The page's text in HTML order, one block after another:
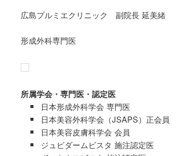
広島プルミエクリニック 副院長 延美緒
形成外科専門医
所属学会・専門医・認定医
日本形成外科学会 専門医
日本美容外科学会（JSAPS）正会員
日本美容皮膚科学会 会員
ジュビダームビスタ 施注認定医